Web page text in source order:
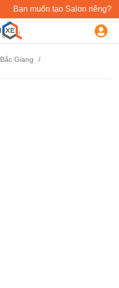
Bạn muốn tạo Salon riêng?
Bắc Giang